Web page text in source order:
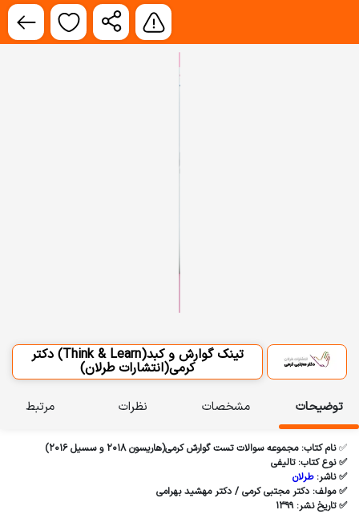
تینک گوارش و کبد(Think & Learn) دکتر
کرمی(انتشارات طرلان)
توضیحات مشخصات نظرات مرتبط
✅نام کتاب: مجموعه سوالات تست گوارش کرمی(هاریسون 2018 و سسیل 2016)
✅ نوع کتاب: تالیفی
✅ ناشر:طرلان
✅ مولف: دکتر مجتبی کرمی / دکتر مهشید بهرامی
✅ تاریخ نشر: ۱۳۹9